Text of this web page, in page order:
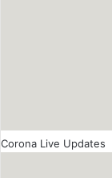
Corona Live Updates